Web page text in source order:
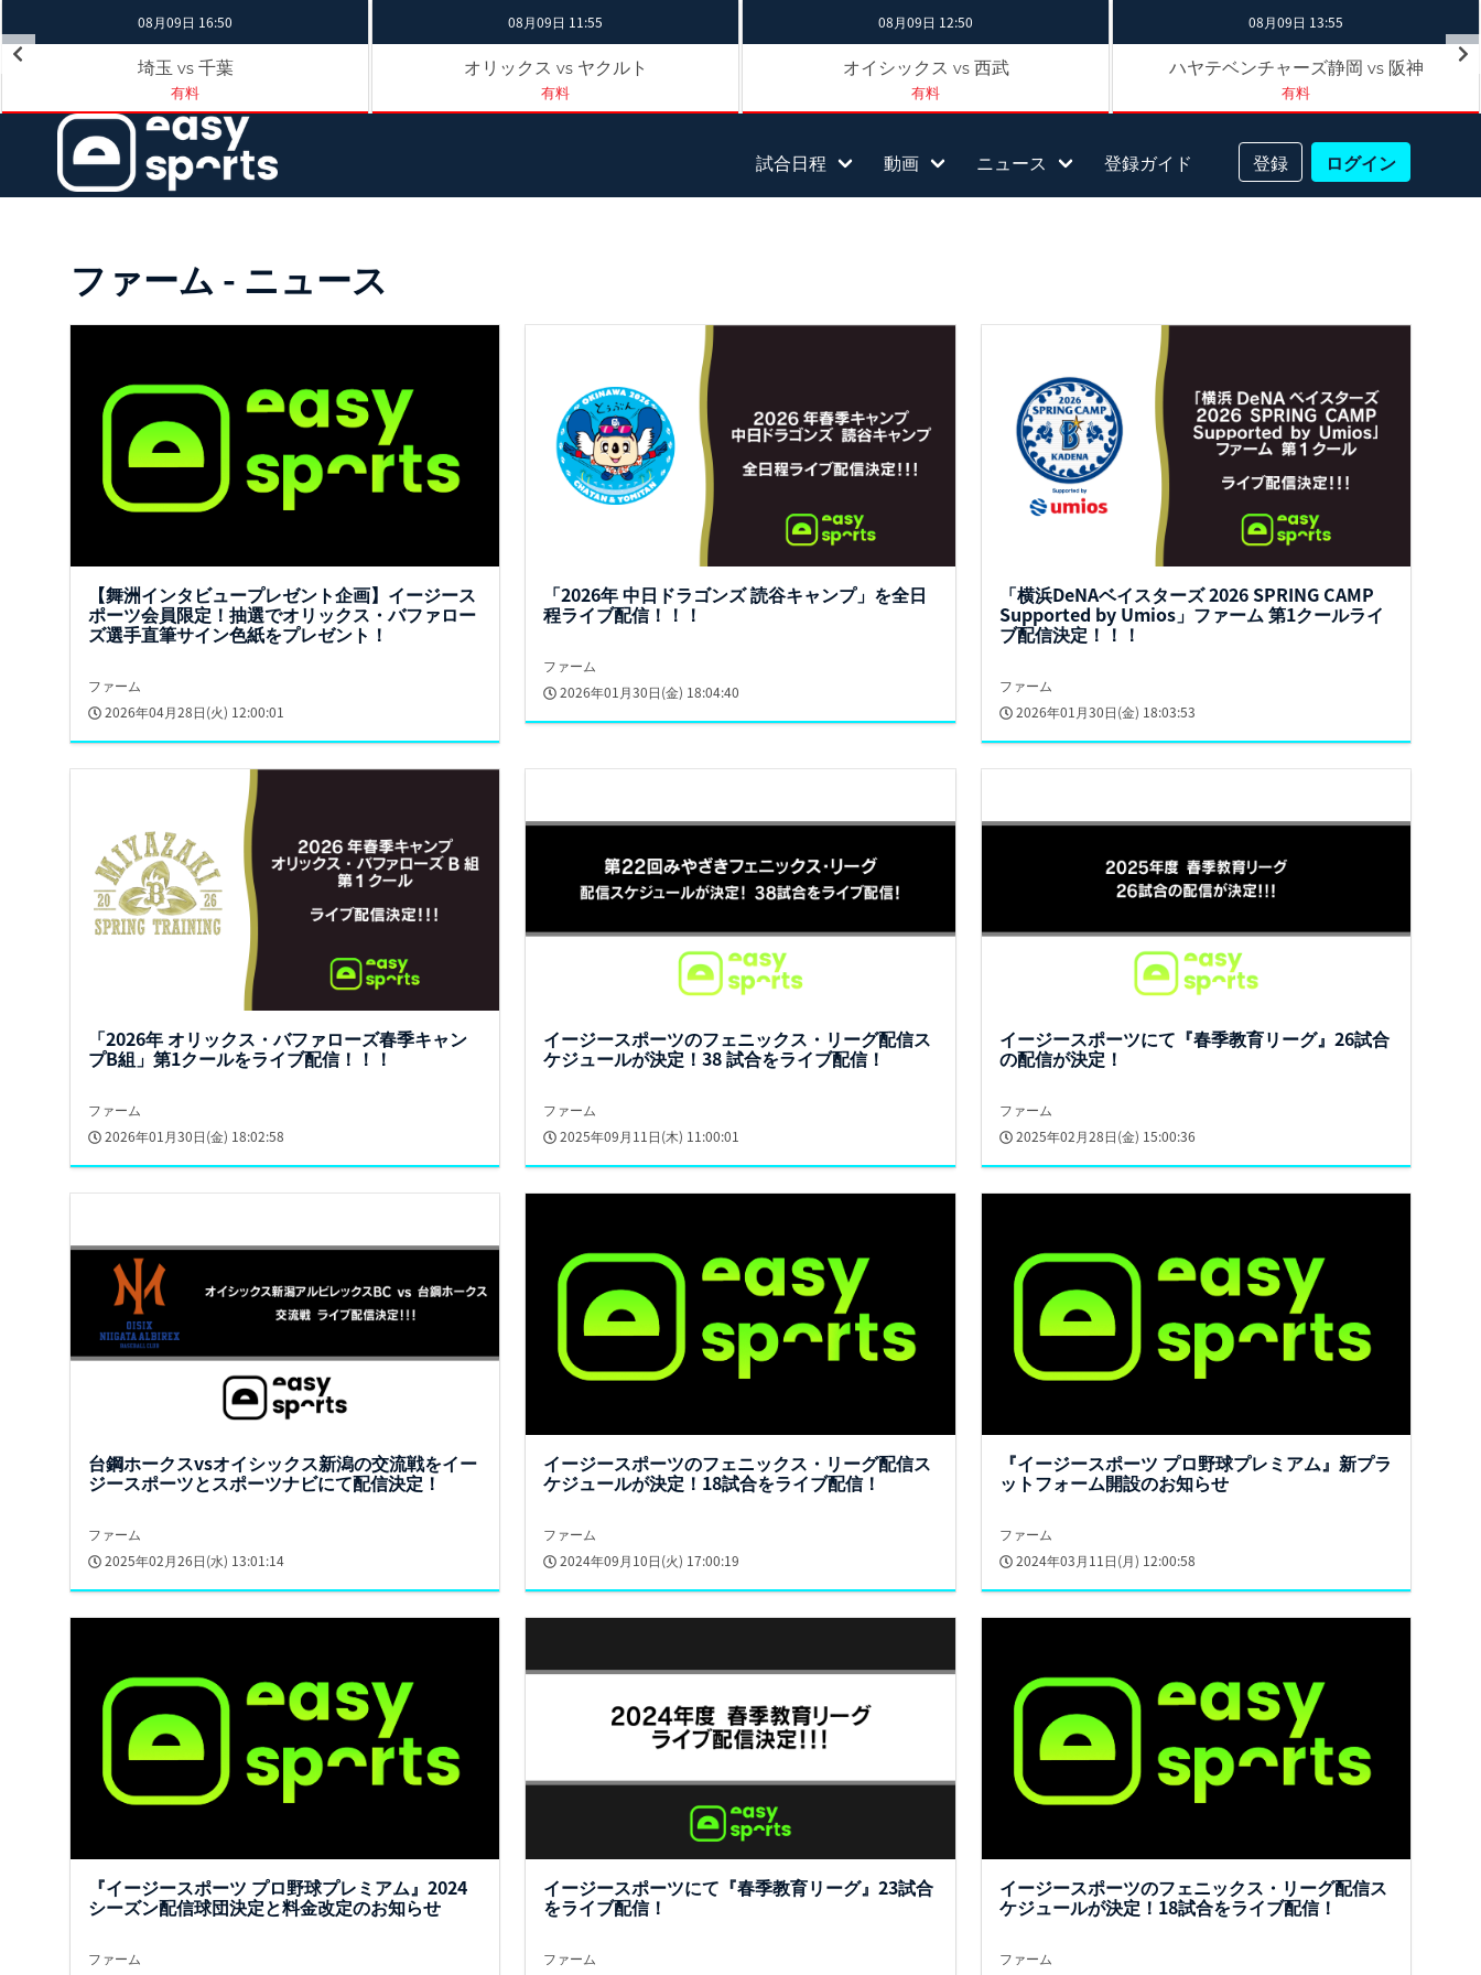
08月09日 16:50
埼玉 vs 千葉
有料
08月09日 11:55
オリックス vs ヤクルト
有料
08月09日 12:50
オイシックス vs 西武
有料
08月09日 13:55
ハヤテベンチャーズ静岡 vs 阪神
有料
試合日程 動画 ニュース 登録ガイド 登録 ログイン
ファーム - ニュース
【舞洲インタビュープレゼント企画】イージース
ポーツ会員限定！抽選でオリックス・バファロー
ズ選手直筆サイン色紙をプレゼント！
ファーム
2026年04月28日(火) 12:00:01
「2026年 中日ドラゴンズ 読谷キャンプ」を全日
程ライブ配信！！！
ファーム
2026年01月30日(金) 18:04:40
「横浜DeNAベイスターズ 2026 SPRING CAMP
Supported by Umios」ファーム 第1クールライ
ブ配信決定！！！
ファーム
2026年01月30日(金) 18:03:53
「2026年 オリックス・バファローズ春季キャン
プB組」第1クールをライブ配信！！！
ファーム
2026年01月30日(金) 18:02:58
イージースポーツのフェニックス・リーグ配信ス
ケジュールが決定！38 試合をライブ配信！
ファーム
2025年09月11日(木) 11:00:01
イージースポーツにて『春季教育リーグ』26試合
の配信が決定！
ファーム
2025年02月28日(金) 15:00:36
台鋼ホークスvsオイシックス新潟の交流戦をイー
ジースポーツとスポーツナビにて配信決定！
ファーム
2025年02月26日(水) 13:01:14
イージースポーツのフェニックス・リーグ配信ス
ケジュールが決定！18試合をライブ配信！
ファーム
2024年09月10日(火) 17:00:19
『イージースポーツ プロ野球プレミアム』新プラ
ットフォーム開設のお知らせ
ファーム
2024年03月11日(月) 12:00:58
『イージースポーツ プロ野球プレミアム』2024
シーズン配信球団決定と料金改定のお知らせ
ファーム
イージースポーツにて『春季教育リーグ』23試合
をライブ配信！
ファーム
イージースポーツのフェニックス・リーグ配信ス
ケジュールが決定！18試合をライブ配信！
ファーム